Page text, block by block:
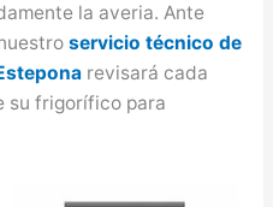
la averia. Ante
servicio técnico de
revisará cada
su frigorífico para